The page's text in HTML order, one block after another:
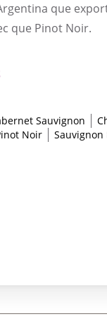
que
que Pinot Noir.
Sauvignon
Noir Sauvignon